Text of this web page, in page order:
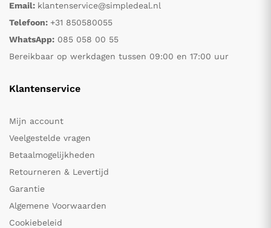
Email: klantenservice@simpledeal.nl
Telefoon: +31 850580055
WhatsApp: 085 058 00 55
Bereikbaar op werkdagen tussen 09:00 en 17:00 uur
Klantenservice
Mijn account
Veelgestelde vragen
Betaalmogelijkheden
Retourneren & Levertijd
Garantie
Algemene Voorwaarden
Cookiebeleid